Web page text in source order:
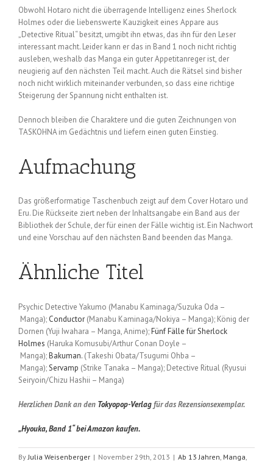
Obwohl Hotaro nicht die überragende Intelligenz eines Sherlock
Holmes oder die liebenswerte Kauzigkeit eines Appare aus
„Detective Ritual“ besitzt, umgibt ihn etwas, das ihn für den Leser
interessant macht. Leider kann er das in Band 1 noch nicht richtig
ausleben, weshalb das Manga ein guter Appetitanreger ist, der
neugierig auf den nächsten Teil macht. Auch die Rätsel sind bisher
noch nicht wirklich miteinander verbunden, so dass eine richtige
Steigerung der Spannung nicht enthalten ist.
Dennoch bleiben die Charaktere und die guten Zeichnungen von
TASKOHNA im Gedächtnis und liefern einen guten Einstieg.
Aufmachung
Das größerformatige Taschenbuch zeigt auf dem Cover Hotaro und
Eru. Die Rückseite ziert neben der Inhaltsangabe ein Band aus der
Bibliothek der Schule, der für einen der Fälle wichtig ist. Ein Nachwort
und eine Vorschau auf den nächsten Band beenden das Manga.
Ähnliche Titel
Psychic Detective Yakumo (Manabu Kaminaga/Suzuka Oda –
Manga); Conductor (Manabu Kaminaga/Nokiya – Manga); König der
Dornen (Yuji Iwahara – Manga, Anime);Fünf Fälle für Sherlock
Holmes (Haruka Komusubi/Arthur Conan Doyle –
Manga);Bakuman. (Takeshi Obata/Tsugumi Ohba –
Manga);Servamp (Strike Tanaka – Manga); Detective Ritual (Ryusui
Seiryoin/Chizu Hashii – Manga)
Herzlichen Dank an den Tokyopop-Verlagfür das Rezensionsexemplar.
„Hyouka, Band 1“ bei Amazon kaufen.
By Julia Weisenberger | November 29th, 2013 | Ab 13 Jahren Manga